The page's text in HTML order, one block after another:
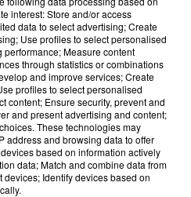
d'une mort certaine
à...
au secours d'un porc à
interest: Store and/or access
data to select advertising; Create
Use profiles to select personalised
Measure content
through statistics or combinations
and improve services; Create
profiles to select personalised
content; Ensure security, prevent and
and present advertising and content;
These technologies may
address and browsing data to offer
based on information actively
data; Match and combine data from
Identify devices based on